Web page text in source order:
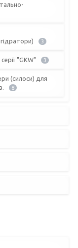
3
"GKW" 3
(силоси) для
8